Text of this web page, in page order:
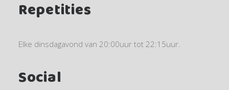
Repetities
Elke dinsdagavond van 20:00uur tot 22:15uur.
Social